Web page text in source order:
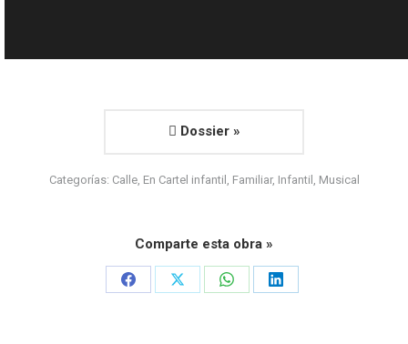
Dossier »
Categorías: Calle, En Cartel infantil Familiar, Infantil Musical
Comparte esta obra »
Share
Share
Share
Share